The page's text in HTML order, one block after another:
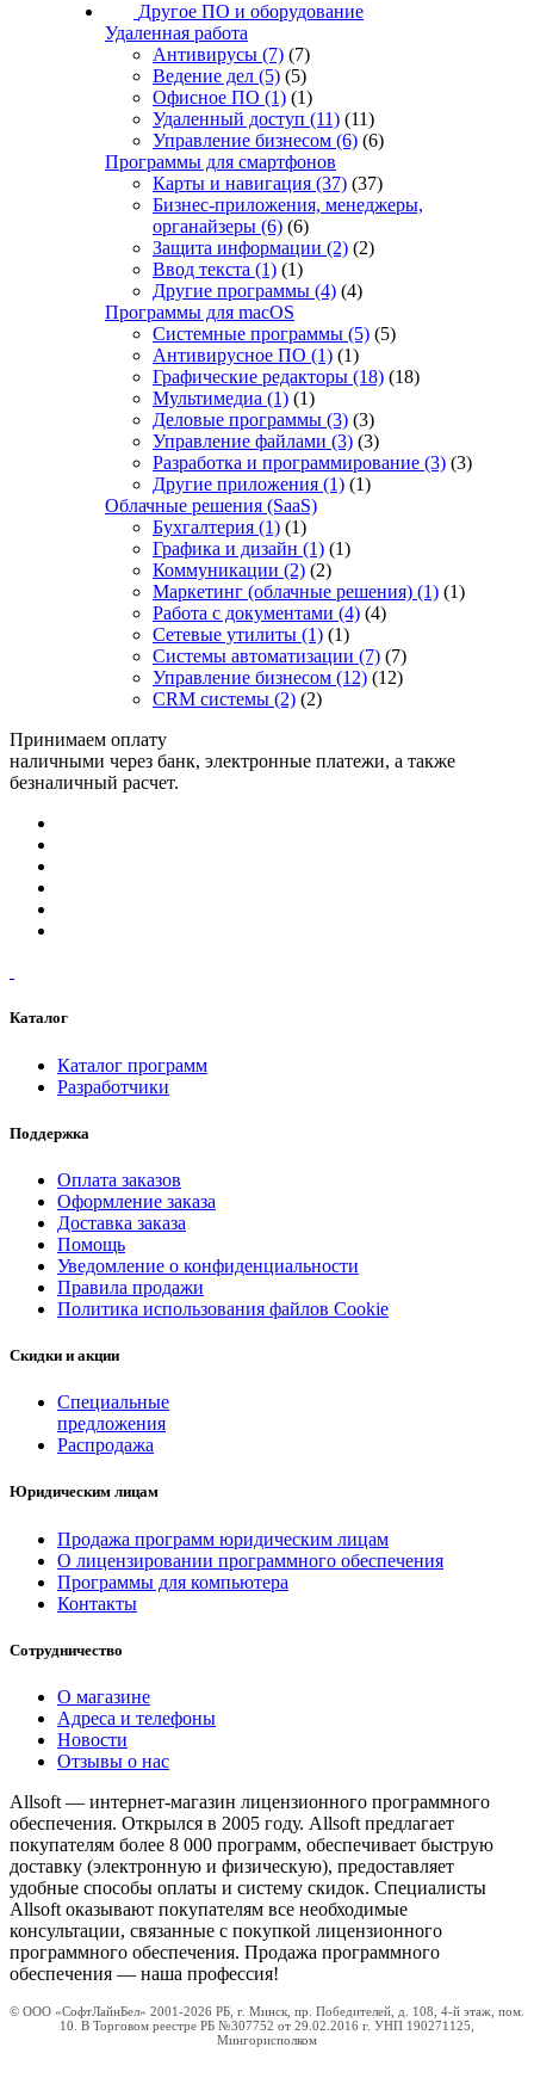
Другое ПО и оборудование
Удаленная работа
Антивирусы (7) (7)
Ведение дел (5) (5)
Офисное ПО (1) (1)
Удаленный доступ (11) (11)
Управление бизнесом (6) (6)
Программы для смартфонов
Карты и навигация (37) (37)
Бизнес-приложения, менеджеры,
органайзеры (6) (6)
Защита информации (2) (2)
Ввод текста (1) (1)
Другие программы (4) (4)
Программы для macOS
Системные программы (5) (5)
Антивирусное ПО (1) (1)
Графические редакторы (18) (18)
Мультимедиа (1) (1)
Деловые программы (3) (3)
Управление файлами (3) (3)
Разработка и программирование (3) (3)
Другие приложения (1) (1)
Облачные решения (SaaS)
Бухгалтерия (1) (1)
Графика и дизайн (1) (1)
Коммуникации (2) (2)
Маркетинг (облачные решения) (1) (1)
Работа с документами (4) (4)
Сетевые утилиты (1) (1)
Системы автоматизации (7) (7)
Управление бизнесом (12) (12)
CRM системы (2) (2)
Принимаем оплату
наличными через банк, электронные платежи, а также
безналичный расчет.
Каталог
Каталог программ
Разработчики
Поддержка
Оплата заказов
Оформление заказа
Доставка заказа
Помощь
Уведомление о конфиденциальности
Правила продажи
Политика использования файлов Cookie
Скидки и акции
Специальные
предложения
Распродажа
Юридическим лицам
Продажа программ юридическим лицам
О лицензировании программного обеспечения
Программы для компьютера
Контакты
Сотрудничество
О магазине
Адреса и телефоны
Новости
Отзывы о нас
Allsoft — интернет-магазин лицензионного программного
обеспечения. Открылся в 2005 году. Allsoft предлагает
покупателям более 8 000 программ, обеспечивает быструю
доставку (электронную и физическую), предоставляет
удобные способы оплаты и систему скидок. Специалисты
Allsoft оказывают покупателям все необходимые
консультации, связанные с покупкой лицензионного
программного обеспечения. Продажа программного
обеспечения — наша профессия!
© ООО «СофтЛайнБел» 2001-2026 РБ, г. Минск, пр. Победителей, д. 108, 4-й этаж, пом.
10. В Торговом реестре РБ №307752 от 29.02.2016 г. УНП 190271125,
Мингорисполком